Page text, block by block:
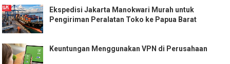
Ekspedisi Jakarta Manokwari Murah untuk
Pengiriman Peralatan Toko ke Papua Barat
Keuntungan Menggunakan VPN di Perusahaan